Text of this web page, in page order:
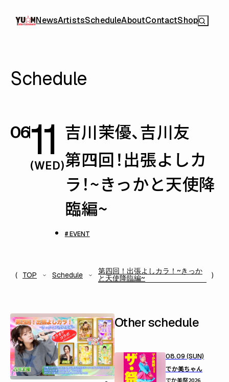
NewsArtistsScheduleAboutContactShop
Schedule
0611
(WED)
吉川茉優、吉川友
第四回！出張よしカ
ラ！~きっかと天使降
臨編~
# EVENT
TOP Schedule 第四回！出張よしカラ！~きっか
と天使降臨編~
Other schedule
08.09 (SUN)
でか美ちゃん
でか美祭2026